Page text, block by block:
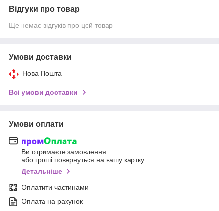
Відгуки про товар
Ще немає відгуків про цей товар
Умови доставки
Нова Пошта
Всі умови доставки
Умови оплати
Ви отримаєте замовлення
або гроші повернуться на вашу картку
Детальніше
Оплатити частинами
Оплата на рахунок